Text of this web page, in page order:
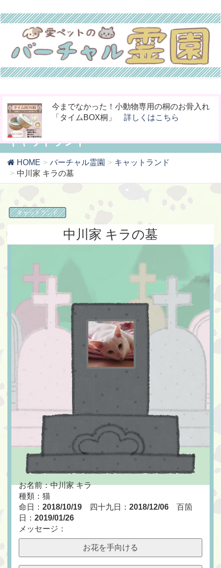
ペットの命日や周忌にオンライン上で法要を
行える「リモート供養」 詳しくはこちら
お骨壷をコンパクト化！お手元供養の新しい
カタチ「やすら木の箱」 詳しくはこちら
今までなかった！小動物専用の桐のお骨入れ
「タイムBOX桐」 詳しくはこちら
キャットランド
HOME バーチャル霊園
キャットランド
中川家 キラの墓
キャットランド
中川家 キラの墓
お名前：中川家 キラ
種類：猫
命日： 2018/10/19 四十九日： 2018/12/06 百箇
日： 2019/01/26
メッセージ：
お花を手向ける